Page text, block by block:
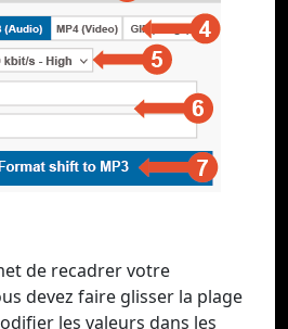
de recadrer votre
devez faire glisser la plage
les valeurs dans les